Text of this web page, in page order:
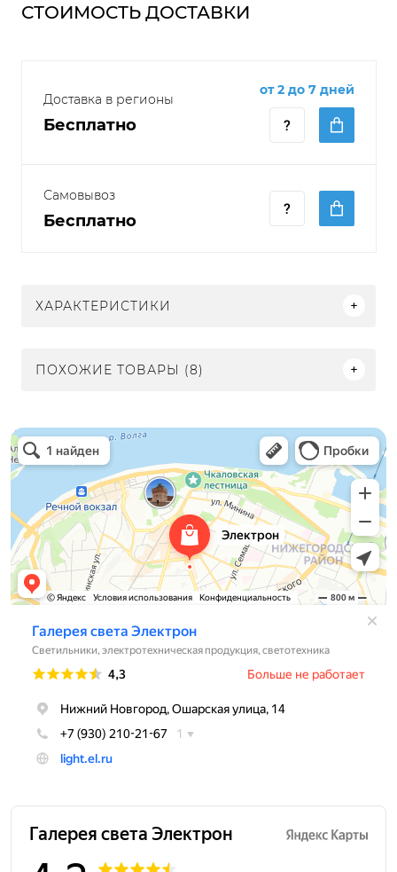
СТОИМОСТЬ ДОСТАВКИ
Доставка в регионы
Бесплатно
от 2 до 7 дней
Самовывоз
Бесплатно
ХАРАКТЕРИСТИКИ
ПОХОЖИЕ ТОВАРЫ (8)
Электрон
Светильники в Нижнем Новгороде
Электротехническая продукция в Нижнем Новгороде